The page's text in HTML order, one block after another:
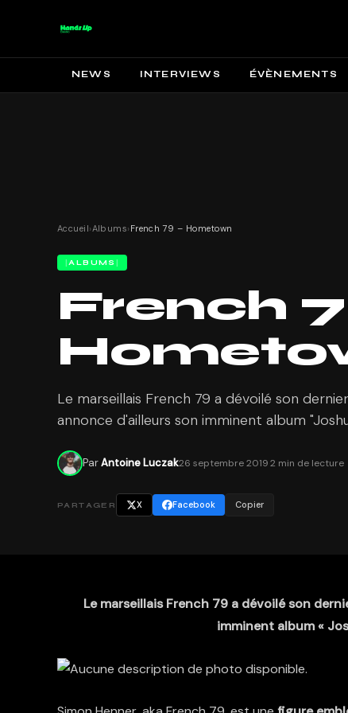
NEWS INTERVIEWS ÉVÈNEMENTS
Accueil›Albums› French 79 – Hometown
ALBUMS
French
Le marseillais French 79 a dévoilé son
annonce d'ailleurs son imminent album
ParAntoine Luczak26 septembre 20192 min de lecture
PARTAGER X Facebook Copier
Le marseillais French 79 a dévoilé son
imminent album «